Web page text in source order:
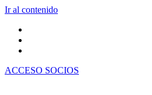
Ir al contenido
ACCESO SOCIOS